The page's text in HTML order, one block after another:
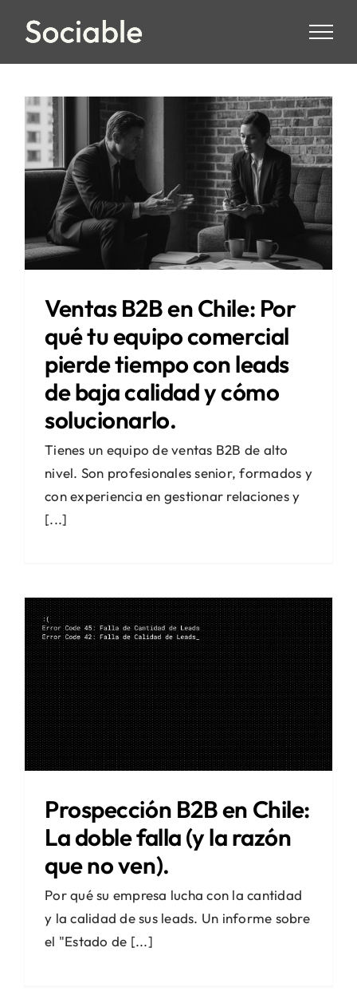
Ventas B2B en Chile: Por
qué tu equipo comercial
pierde tiempo con leads
de baja calidad y cómo
solucionarlo.
Tienes un equipo de ventas B2B de alto
nivel. Son profesionales senior, formados y
con experiencia en gestionar relaciones y
[...]
Prospección B2B en Chile:
La doble falla (y la razón
que no ven).
Por qué su empresa lucha con la cantidad
y la calidad de sus leads. Un informe sobre
el "Estado de [...]